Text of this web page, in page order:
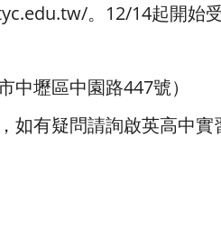
。12/14起開始
壢區中園路447號）
有疑問請詢啟英高中實